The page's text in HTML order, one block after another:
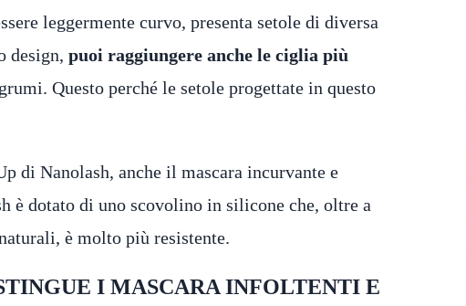
leggermente curvo, presenta setole di diversa
design, puoi raggiungere anche le ciglia più
Questo perché le setole progettate in questo
di Nanolash, anche il mascara incurvante e
è dotato di uno scovolino in silicone che, oltre a
è molto più resistente.
I MASCARA INFOLTENTI E